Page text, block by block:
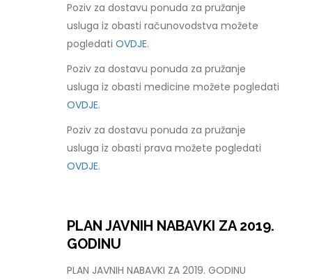
Poziv za dostavu ponuda za pružanje
usluga iz obasti računovodstva možete
pogledatiOVDJE.
Poziv za dostavu ponuda za pružanje
usluga iz obasti medicine možete pogledati
OVDJE.
Poziv za dostavu ponuda za pružanje
usluga iz obasti prava možete pogledati
OVDJE.
PLAN JAVNIH NABAVKI ZA 2019.
GODINU
PLAN JAVNIH NABAVKI ZA 2019. GODINU